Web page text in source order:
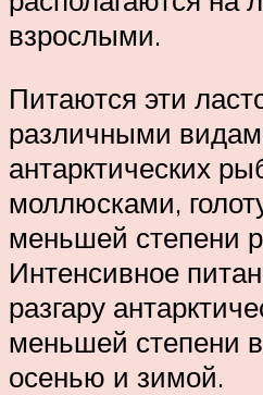
взрослыми.
Питаются эти
различными
антарктических
моллюсками,
меньшей степени
Интенсивное
разгару
меньшей степени
осенью и зимой.